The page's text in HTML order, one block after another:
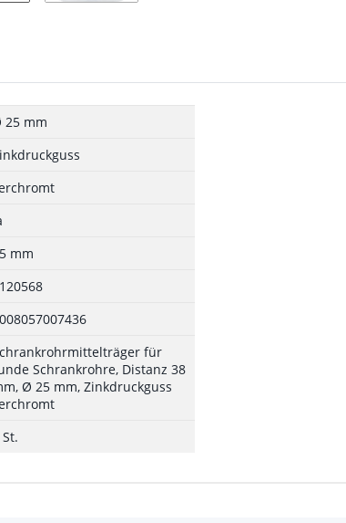
25 mm
mm
für
Schrankrohre, Distanz 38
Ø 25 mm, Zinkdruckguss